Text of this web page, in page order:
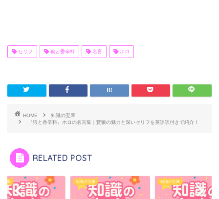
セリフ 狼と香辛料 名言 ホロ
HOME
知識の宝庫
『狼と香辛料』ホロの名言集｜賢狼の魅力と深いセリフを英語訳付きで紹介！
RELATED POST
宝庫 知識の宝庫 知識の宝庫